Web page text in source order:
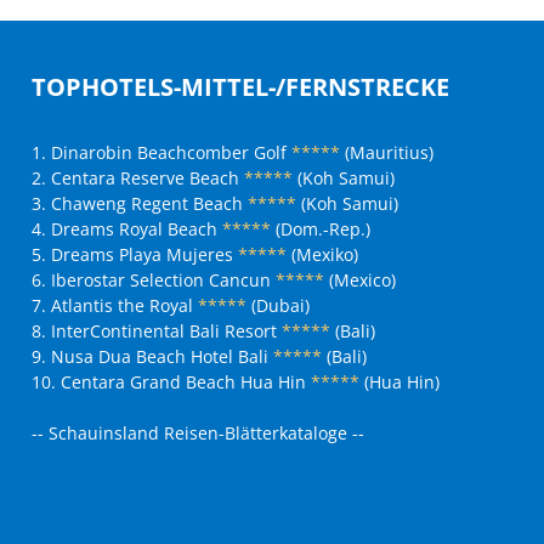
TOPHOTELS-MITTEL-/FERNSTRECKE
1. Dinarobin Beachcomber Golf***** (Mauritius)
2. Centara Reserve Beach ***** (Koh Samui)
3. Chaweng Regent Beach ***** (Koh Samui)
4. Dreams Royal Beach ***** (Dom.-Rep.)
5. Dreams Playa Mujeres ***** (Mexiko)
6. Iberostar Selection Cancun ***** (Mexico)
7. Atlantis the Royal ***** (Dubai)
8. InterContinental Bali Resort ***** (Bali)
9. Nusa Dua Beach Hotel Bali***** (Bali)
10. Centara Grand Beach Hua Hin ***** (Hua Hin)
-- Schauinsland Reisen-Blätterkataloge --